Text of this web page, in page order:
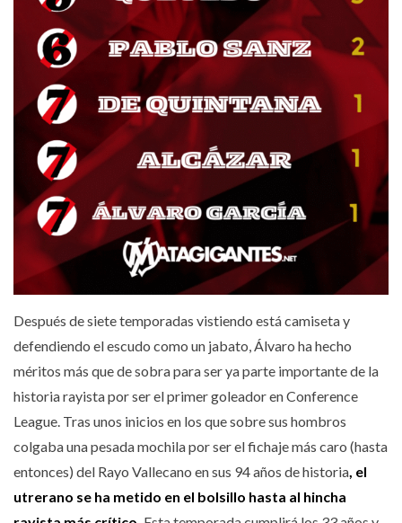
Después de siete temporadas vistiendo está camiseta y
defendiendo el escudo como un jabato, Álvaro ha hecho
méritos más que de sobra para ser ya parte importante de la
historia rayista por ser el primer goleador en Conference
League. Tras unos inicios en los que sobre sus hombros
colgaba una pesada mochila por ser el fichaje más caro (hasta
entonces) del Rayo Vallecano en sus 94 años de historia, el
utrerano se ha metido en el bolsillo hasta al hincha